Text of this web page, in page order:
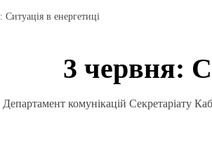
Ситуація в енергетиці
3 червня:
Департамент комунікацій Секретаріату